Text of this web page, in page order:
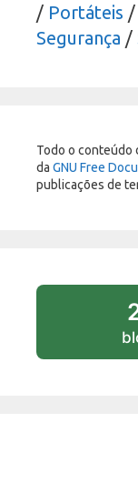
/ Portáteis /
Segurança /
Todo o conteúdo
da GNU Free
publicações de